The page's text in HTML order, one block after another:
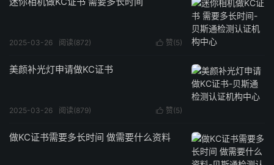
 赞(5)
2025-03-26 阅读(872)
美颜补光灯申请做KC证书
 赞(5)
2025-03-26 阅读(879)
做KC证书需要多长时间 做需要什么资料